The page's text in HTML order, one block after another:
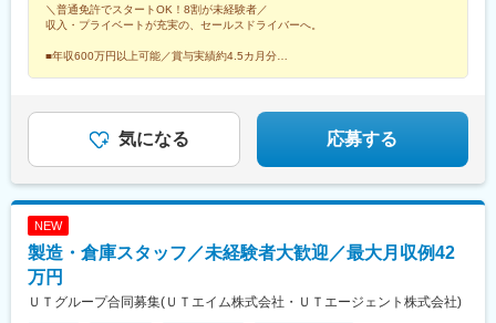
て】転居を伴う異動は原則ありません。好きな地域で安心して長
く働くことができます。
駅、三河八橋駅、八田駅(関西本線)、暁学園前駅、岩倉駅(愛知
県)、公園西駅、関口駅、静岡駅、出屋敷駅、淀駅、石部駅、大和
小泉駅、田尾寺駅、ＪＲ総持寺駅、大日駅、中書島駅、東山・お
かでんミュージアム駅、八次駅、伴中央駅、四辻駅、宇多津駅、
駅、平津駅、新静岡駅、尼崎センタープール前駅、天空橋駅、浅
野駅、岩塚駅
＼普通免許でスタートOK！8割が未経験者／
収入・プライベートが充実の、セールスドライバーへ。
■年収600万円以上可能／賞与実績約4.5カ月分
気になる 応募する
NEW
製造・倉庫スタッフ／未経験者大歓迎／最大月収例42
万円
ＵＴグループ合同募集(ＵＴエイム株式会社・ＵＴエージェント株式会社)